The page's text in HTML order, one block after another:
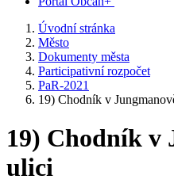
Úvodní stránka
Město
Dokumenty města
Participativní rozpočet
PaR-2021
19) Chodník v
19) Chodník v
ulici